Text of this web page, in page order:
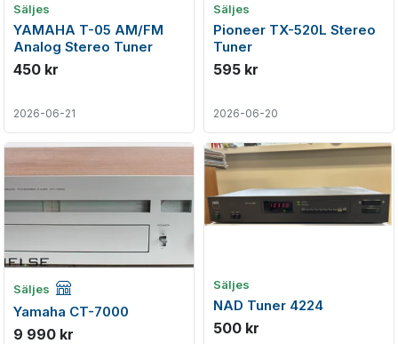
Säljes
YAMAHA T-05 AM/FM
Analog Stereo Tuner
450 kr
2026-06-21
Säljes
Pioneer TX-520L Stereo
Tuner
595 kr
2026-06-20
Säljes Företagsannons
Yamaha CT-7000
9 990 kr
Säljes
NAD Tuner 4224
500 kr